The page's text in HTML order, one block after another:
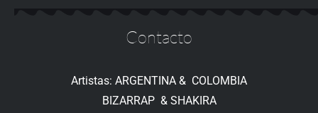
Contacto
Artistas: ARGENTINA & COLOMBIA
BIZARRAP & SHAKIRA